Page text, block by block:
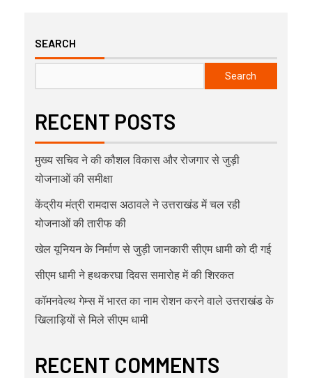
SEARCH
Search
RECENT POSTS
मुख्य सचिव ने की कौशल विकास और रोजगार से जुड़ी
योजनाओं की समीक्षा
केंद्रीय मंत्री रामदास अठावले ने उत्तराखंड में चल रही
योजनाओं की तारीफ की
खेल यूनियन के निर्माण से जुड़ी जानकारी सीएम धामी को दी गई
सीएम धामी ने हथकरघा दिवस समारोह में की शिरकत
कॉमनवेल्थ गेम्स में भारत का नाम रोशन करने वाले उत्तराखंड के
खिलाड़ियों से मिले सीएम धामी
RECENT COMMENTS